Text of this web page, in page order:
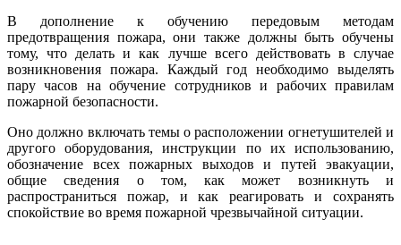
В дополнение к обучению передовым методам
предотвращения пожара, они также должны быть обучены
тому, что делать и как лучше всего действовать в случае
возникновения пожара. Каждый год необходимо выделять
пару часов на обучение сотрудников и рабочих правилам
пожарной безопасности.
Оно должно включать темы о расположении огнетушителей и
другого оборудования, инструкции по их использованию,
обозначение всех пожарных выходов и путей эвакуации,
общие сведения о том, как может возникнуть и
распространиться пожар, и как реагировать и сохранять
спокойствие во время пожарной чрезвычайной ситуации.